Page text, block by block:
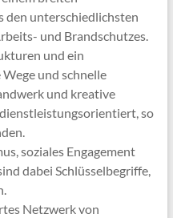
den unterschiedlichsten
und Brandschutzes.
und ein
und schnelle
und kreative
so
soziales Engagement
dabei Schlüsselbegriffe,
Netzwerk von